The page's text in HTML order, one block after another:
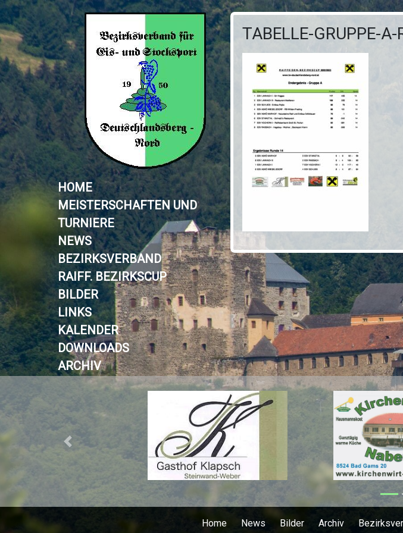
HOME
MEISTERSCHAFTEN UND
TURNIERE
NEWS
BEZIRKSVERBAND
RAIFF. BEZIRKSCUP
BILDER
LINKS
KALENDER
DOWNLOADS
ARCHIV
TABELLE-GRUPPE-A-
Previous
Home News Bilder Archiv